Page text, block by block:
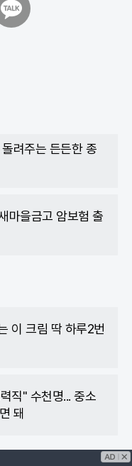
려주는 든든한 종
마을금고 암보험 출
이 크림 딱 하루2번
직" 수천명... 중소
돼